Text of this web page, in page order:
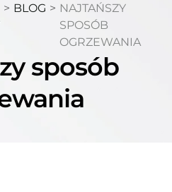
> BLOG > NAJTAŃSZY
SPOSÓB
OGRZEWANIA
sposób